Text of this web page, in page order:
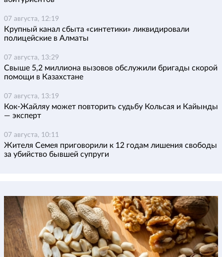
07 августа, 12:19
Крупный канал сбыта «синтетики» ликвидировали
полицейские в Алматы
07 августа, 13:29
Свыше 5,2 миллиона вызовов обслужили бригады скорой
помощи в Казахстане
07 августа, 13:19
Кок-Жайляу может повторить судьбу Кольсая и Кайынды
— эксперт
07 августа, 10:11
Жителя Семея приговорили к 12 годам лишения свободы
за убийство бывшей супруги